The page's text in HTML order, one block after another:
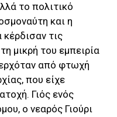
το πολιτικό
και η
κέρδισαν τις
μικρή του εμπειρία
από φτωχή
που είχε
Γιός ενός
ο νεαρός Γιούρι